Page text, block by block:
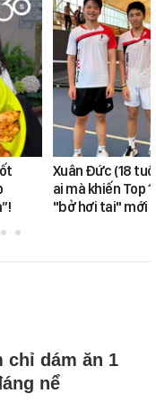
Xuân Đức (18
ai mà khiến Top
"bở hơi tai" mới
chỉ dám ăn 1
nể